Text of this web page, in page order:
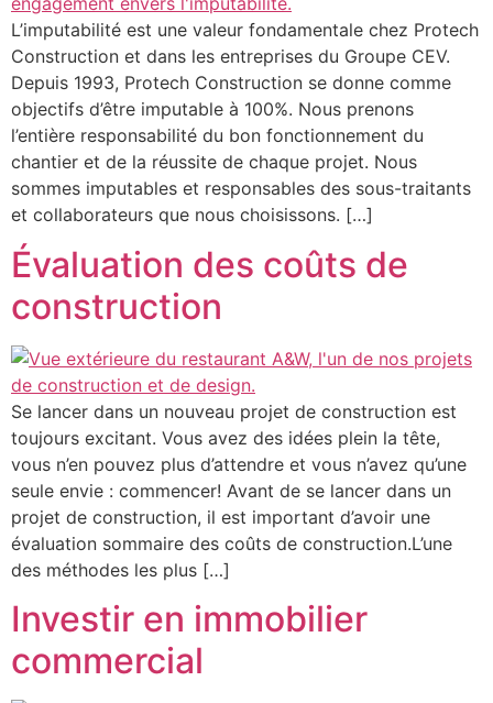
L’imputabilité est une valeur fondamentale chez Protech
Construction et dans les entreprises du Groupe CEV.
Depuis 1993, Protech Construction se donne comme
objectifs d’être imputable à 100%. Nous prenons
l’entière responsabilité du bon fonctionnement du
chantier et de la réussite de chaque projet. Nous
sommes imputables et responsables des sous-traitants
et collaborateurs que nous choisissons. […]
Évaluation des coûts de
construction
Se lancer dans un nouveau projet de construction est
toujours excitant. Vous avez des idées plein la tête,
vous n’en pouvez plus d’attendre et vous n’avez qu’une
seule envie : commencer! Avant de se lancer dans un
projet de construction, il est important d’avoir une
évaluation sommaire des coûts de construction.L’une
des méthodes les plus […]
Investir en immobilier
commercial